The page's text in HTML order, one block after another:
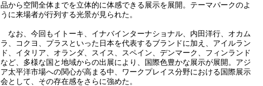
品から空間全体までを立体的に体感できる展示を展開。テーマパークのよ
うに来場者が行列する光景が見られた。
なお、今回もイトーキ、イナバインターナショナル、内田洋行、オカム
ラ、コクヨ、プラスといった日本を代表するブランドに加え、アイルラン
ド、イタリア、オランダ、スイス、スペイン、デンマーク、フィンランド
など、多様な国と地域からの出展により、国際色豊かな展示が展開。アジ
ア太平洋市場への関心が高まる中、ワークプレイス分野における国際展示
会として、その存在感をさらに強めた。